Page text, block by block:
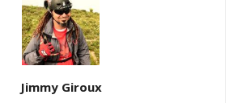
Jimmy Giroux